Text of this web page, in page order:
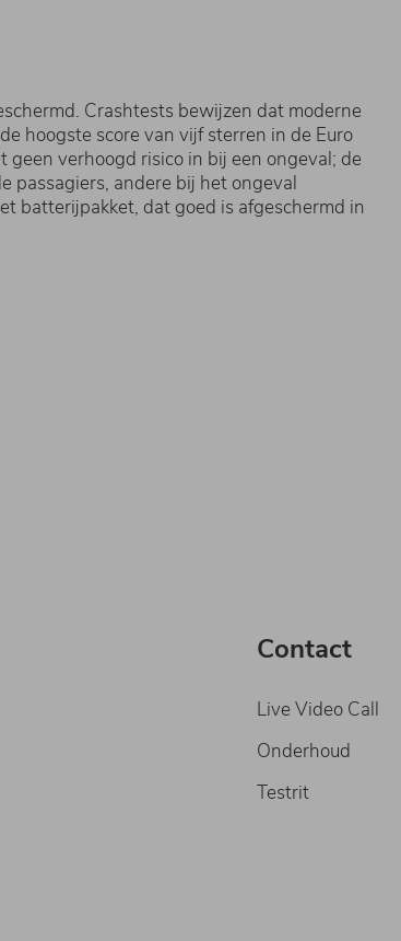
Crashtests bewijzen dat moderne
hoogste score van vijf sterren in de Euro
verhoogd risico in bij een ongeval; de
passagiers, andere bij het ongeval
batterijpakket, dat goed is afgeschermd in
Contact
Live Video Call
Onderhoud
Testrit